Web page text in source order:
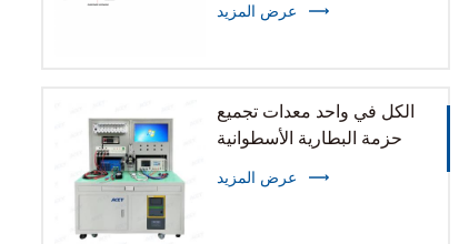
عرض المزيد
الكل في واحد معدات تجميع
حزمة البطارية الأسطوانية
عرض المزيد